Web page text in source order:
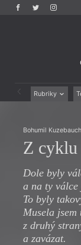
Rubriky
Recenze a
Rozhovory
Divadlo
Dokument
Výroční ceny
Bohumil Kuzebauch
Z
Dole byly
a na ty válce
To byly
Musela jsem
z druhý
a zavázat.